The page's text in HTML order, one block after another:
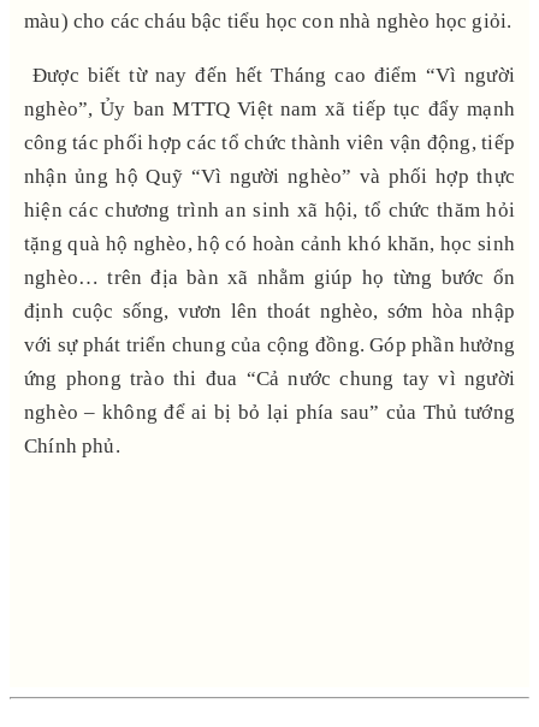
màu) cho các cháu bậc tiểu học con nhà nghèo học giỏi.
Được biết từ nay đến hết Tháng cao điểm “Vì người
nghèo”, Ủy ban MTTQ Việt nam xã tiếp tục đẩy mạnh
công tác phối hợp các tổ chức thành viên vận động, tiếp
nhận ủng hộ Quỹ “Vì người nghèo” và phối hợp thực
hiện các chương trình an sinh xã hội, tổ chức thăm hỏi
tặng quà hộ nghèo, hộ có hoàn cảnh khó khăn, học sinh
nghèo… trên địa bàn xã nhằm giúp họ từng bước ổn
định cuộc sống, vươn lên thoát nghèo, sớm hòa nhập
với sự phát triển chung của cộng đồng. Góp phần hưởng
ứng phong trào thi đua “Cả nước chung tay vì người
nghèo – không để ai bị bỏ lại phía sau” của Thủ tướng
Chính phủ.